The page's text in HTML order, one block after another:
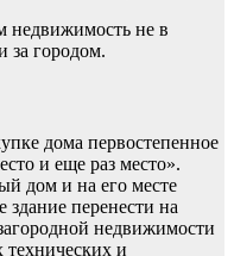
недвижимость не в
городом.
дома первостепенное
и еще раз место».
дом и на его месте
здание перенести на
недвижимости
и